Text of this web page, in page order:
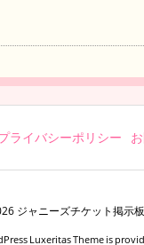
ライバシーポリシー
ジャニーズチケット掲示
Luxeritas Theme is